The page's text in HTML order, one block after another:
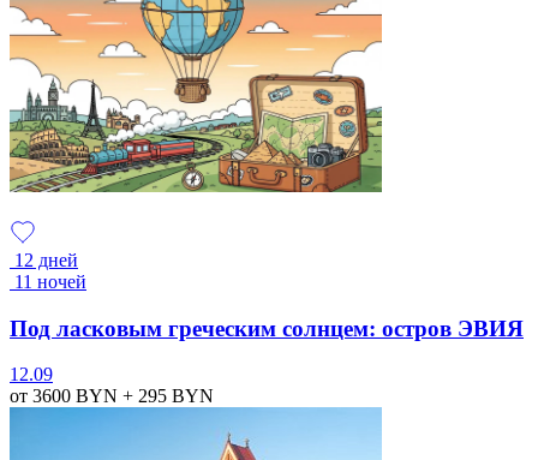
12 дней
11 ночей
Под ласковым греческим солнцем: остров ЭВИЯ
12.09
от 3600 BYN + 295 BYN